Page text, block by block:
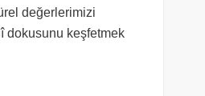
değerlerimizi
dokusunu keşfetmek